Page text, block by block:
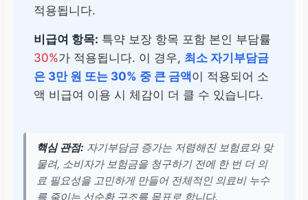
적용됩니다.
비급여 항목: 특약 보장 항목 포함 본인 부담률
30%가 적용됩니다. 이 경우, 최소 자기부담금
은 3만 원 또는 30% 중 큰 금액이 적용되어 소
액 비급여 이용 시 체감이 더 클 수 있습니다.
핵심 관점: 자기부담금 증가는 저렴해진 보험료와 맞
물려, 소비자가 보험금을 청구하기 전에 한 번 더 의
료 필요성을 고민하게 만들어 전체적인 의료비 누수
를 줄이는 선순환 구조를 목표로 합니다.